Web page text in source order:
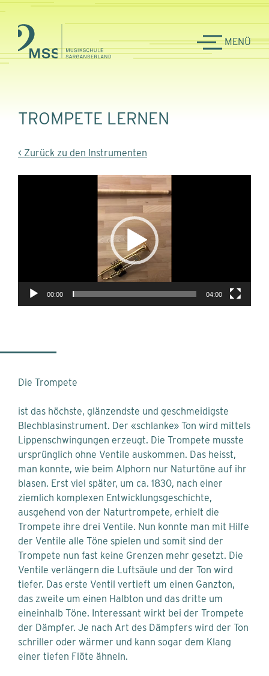
MENÜ
TROMPETE LERNEN
< Zurück zu den Instrumenten
00:00 04:00
Die Trompete
ist das höchste, glänzendste und geschmeidigste
Blechblasinstrument. Der «schlanke» Ton wird mittels
Lippenschwingungen erzeugt. Die Trompete musste
ursprünglich ohne Ventile auskommen. Das heisst,
man konnte, wie beim Alphorn nur Naturtöne auf ihr
blasen. Erst viel später, um ca. 1830, nach einer
ziemlich komplexen Entwicklungsgeschichte,
ausgehend von der Naturtrompete, erhielt die
Trompete ihre drei Ventile. Nun konnte man mit Hilfe
der Ventile alle Töne spielen und somit sind der
Trompete nun fast keine Grenzen mehr gesetzt. Die
Ventile verlängern die Luftsäule und der Ton wird
tiefer. Das erste Ventil vertieft um einen Ganzton,
das zweite um einen Halbton und das dritte um
eineinhalb Töne. Interessant wirkt bei der Trompete
der Dämpfer. Je nach Art des Dämpfers wird der Ton
schriller oder wärmer und kann sogar dem Klang
einer tiefen Flöte ähneln.